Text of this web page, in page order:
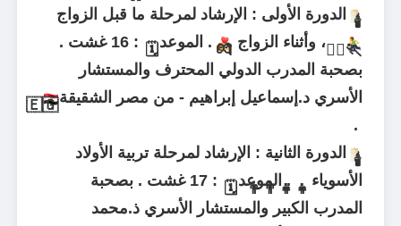
🕯
الدورة الأولى : الإرشاد لمرحلة ما قبل الزواج
🏃
🏃‍♀، وأثناء الزواج 💏 . الموعد🗓
: 16 غشت .
بصحبة المدرب الدولي المحترف والمستشار
الأسري د.إسماعيل إبراهيم - من مصر الشقيقة🇪🇬
.
🕯
الدورة الثانية : الإرشاد لمرحلة تربية الأولاد
الأسوياء 👨‍👨‍👧‍👧
. الموعد🗓
: 17 غشت . بصحبة
المدرب الكبير والمستشار الأسري ذ.محمد